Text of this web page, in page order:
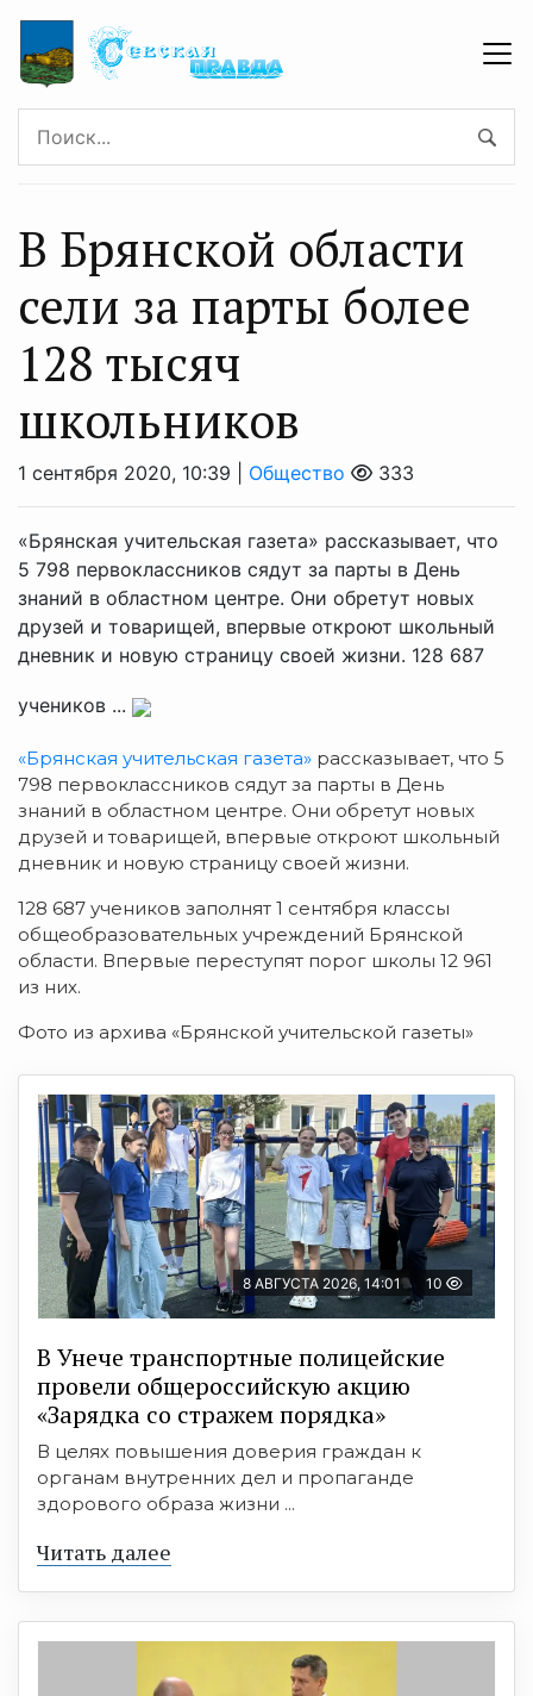
В Брянской области
сели за парты более
128 тысяч
школьников
1 сентября 2020, 10:39 | Общество 333
«Брянская учительская газета» рассказывает, что
5 798 первоклассников сядут за парты в День
знаний в областном центре. Они обретут новых
друзей и товарищей, впервые откроют школьный
дневник и новую страницу своей жизни. 128 687
учеников ...
«Брянская учительская газета» рассказывает, что 5
798 первоклассников сядут за парты в День
знаний в областном центре. Они обретут новых
друзей и товарищей, впервые откроют школьный
дневник и новую страницу своей жизни.
128 687 учеников заполнят 1 сентября классы
общеобразовательных учреждений Брянской
области. Впервые переступят порог школы 12 961
из них.
Фото из архива «Брянской учительской газеты»
8 АВГУСТА 2026, 14:01 10
В Унече транспортные полицейские
провели общероссийскую акцию
«Зарядка со стражем порядка»
В целях повышения доверия граждан к
органам внутренних дел и пропаганде
здорового образа жизни ...
Читать далее